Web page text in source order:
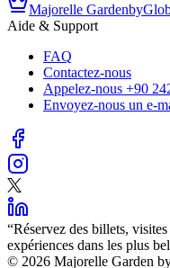
Majorelle Gardenby
Aide & Support
FAQ
Contactez-nous
Appelez-nous +90
Envoyez-nous un e-
“Réservez des billets,
expériences dans les plus
©️ 2026 Majorelle Garden